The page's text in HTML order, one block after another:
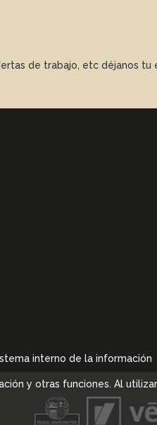
de trabajo, etc déjanos
interno de la información
y otras funciones. Al